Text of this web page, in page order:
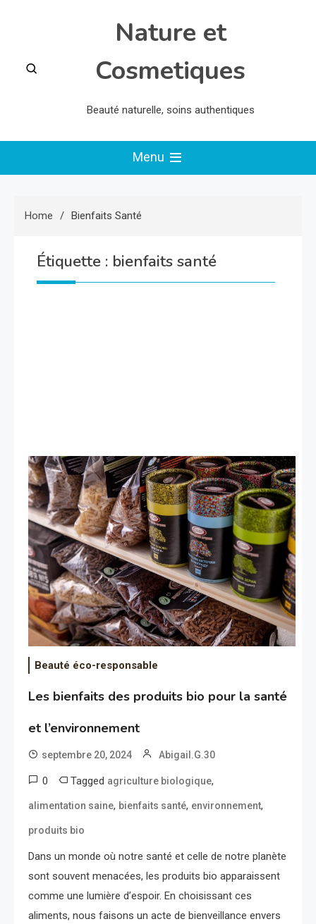
Nature et
Cosmetiques
Beauté naturelle, soins authentiques
Menu
Home Bienfaits Santé
Étiquette : bienfaits santé
Beauté éco-responsable
Les bienfaits des produits bio pour la santé
et l’environnement
septembre 20, 2024 Abigail.G.30
0 Tagged agriculture biologique,
alimentation saine, bienfaits santé, environnement,
produits bio
Dans un monde où notre santé et celle de notre planète
sont souvent menacées, les produits bio apparaissent
comme une lumière d’espoir. En choisissant ces
aliments, nous faisons un acte de bienveillance envers